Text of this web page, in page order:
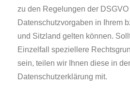
zu den Regelungen der
Datenschutzvorgaben in Ihrem
und Sitzland gelten können.
Einzelfall speziellere
sein, teilen wir Ihnen diese in der
Datenschutzerklärung mit.